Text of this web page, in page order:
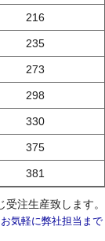
216
235
273
298
330
375
381
注生産致します。
気軽に弊社担当まで